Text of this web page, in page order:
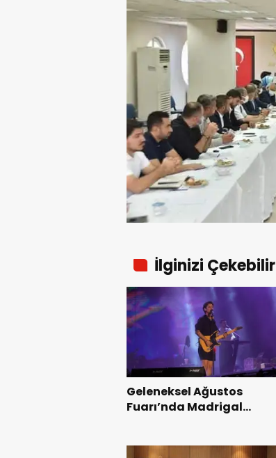
İlginizi Çekebilir
Geleneksel Ağustos
Fuarı’nda Madrigal